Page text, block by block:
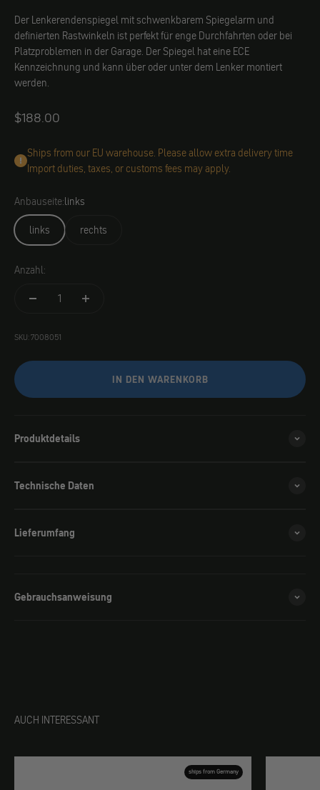
Der Lenkerendenspiegel mit schwenkbarem Spiegelarm und
definierten Rastwinkeln ist perfekt für enge Durchfahrten oder bei
Platzproblemen in der Garage. Der Spiegel hat eine ECE
Kennzeichnung und kann über oder unter dem Lenker montiert
werden.
Angebot
$188.00
Ships from our EU warehouse. Please allow extra delivery time
Import duties, taxes, or customs fees may apply.
Anbauseite:links
links
rechts
Anzahl:
SKU: 7008051
IN DEN WARENKORB
Produktdetails
Technische Daten
Lieferumfang
Gebrauchsanweisung
AUCH INTERESSANT
ships from Germany